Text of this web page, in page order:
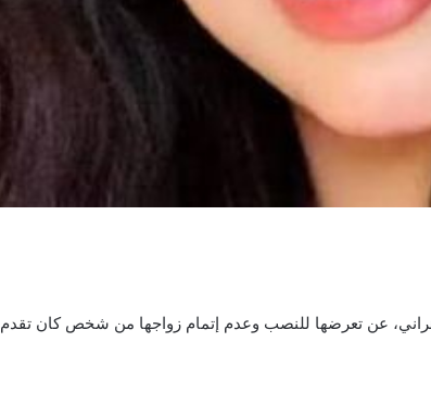
عن تعرضها للنصب وعدم إتمام زواجها من شخص كان تقدم